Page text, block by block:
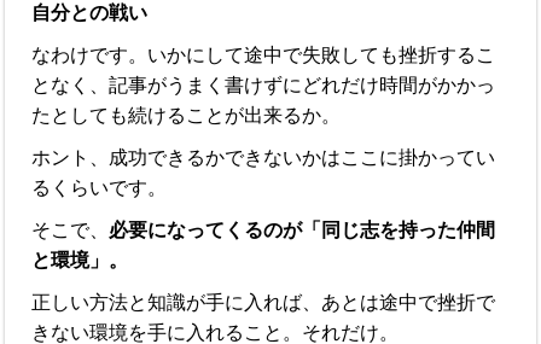
自分との戦い
なわけです。いかにして途中で失敗しても挫折するこ
となく、記事がうまく書けずにどれだけ時間がかかっ
たとしても続けることが出来るか。
ホント、成功できるかできないかはここに掛かってい
るくらいです。
そこで、 必要になってくるのが「同じ志を持った仲間
と環境」。
正しい方法と知識が手に入れば、あとは途中で挫折で
きない環境を手に入れること。それだけ。